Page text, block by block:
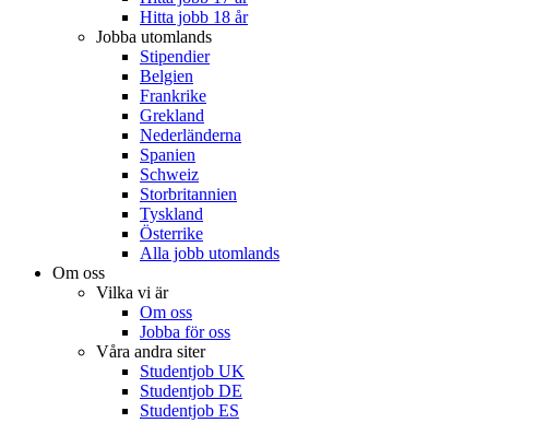
Hitta jobb 18 år
Jobba utomlands
Stipendier
Belgien
Frankrike
Grekland
Nederländerna
Spanien
Schweiz
Storbritannien
Tyskland
Österrike
Alla jobb utomlands
Om oss
Vilka vi är
Om oss
Jobba för oss
Våra andra siter
Studentjob UK
Studentjob DE
Studentjob ES